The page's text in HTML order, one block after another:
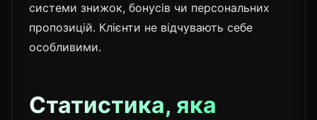
системи знижок, бонусів чи персональних
пропозицій. Клієнти не відчувають себе
особливими.
Статистика, яка